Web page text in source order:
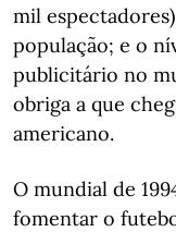
mil
população; e o
publicitário no
obriga a que
americano.
O mundial de
fomentar o